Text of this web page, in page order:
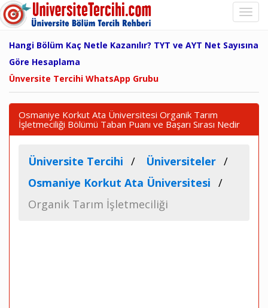
Hangi Bölüm Kaç Netle Kazanılır? TYT ve AYT Net Sayısına
Göre Hesaplama
Ünversite Tercihi WhatsApp Grubu
Osmaniye Korkut Ata Üniversitesi Organik Tarım
İşletmeciliği Bölümü Taban Puanı ve Başarı Sırası Nedir
Üniversite Tercihi
Üniversiteler
Osmaniye Korkut Ata Üniversitesi
Organik Tarım İşletmeciliği